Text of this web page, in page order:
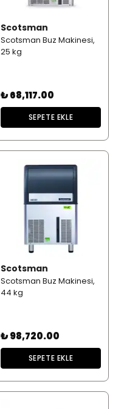
Scotsman
Scotsman Buz Makinesi,
25 kg
₺ 68,117.00
SEPETE EKLE
Scotsman
Scotsman Buz Makinesi,
44 kg
₺ 98,720.00
SEPETE EKLE